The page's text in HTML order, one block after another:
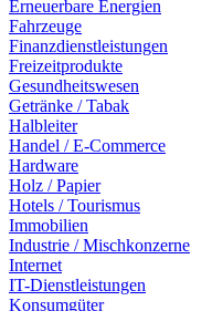
Erneuerbare Energien
Fahrzeuge
Finanzdienstleistungen
Freizeitprodukte
Gesundheitswesen
Getränke / Tabak
Halbleiter
Handel / E-Commerce
Hardware
Holz / Papier
Hotels / Tourismus
Immobilien
Industrie / Mischkonzerne
Internet
IT-Dienstleistungen
Konsumgüter